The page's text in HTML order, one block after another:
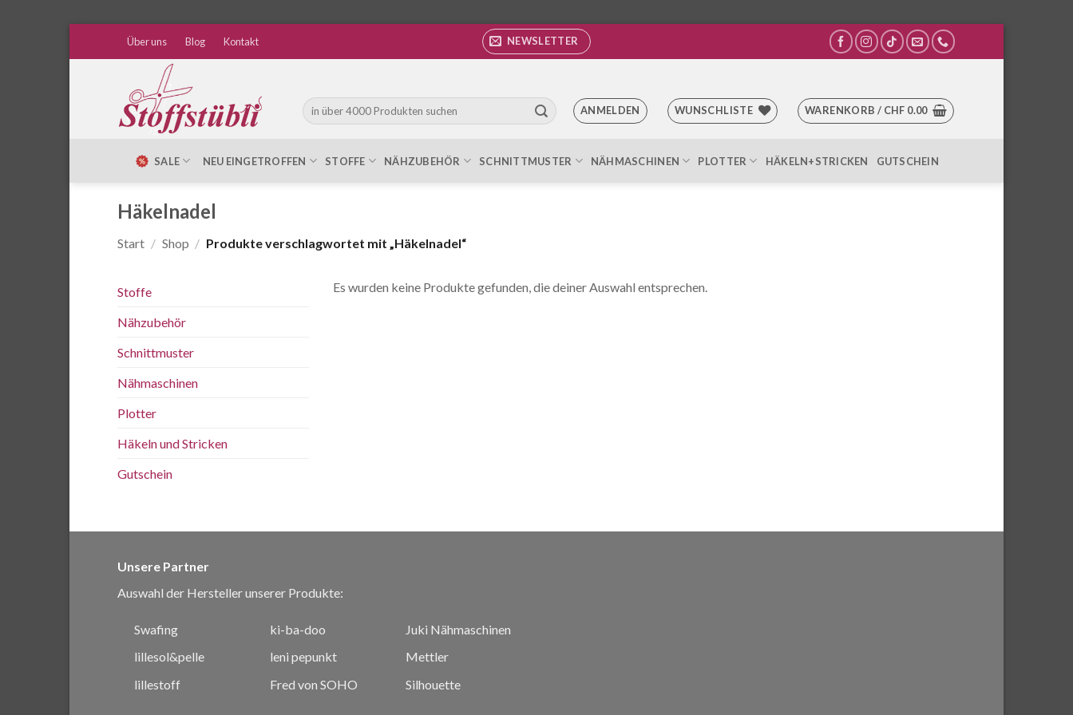
Über uns Blog Kontakt NEWSLETTER
Suche
nach:
ANMELDEN WUNSCHLISTE WARENKORB / CHF 0.00
SALE NEU EINGETROFFEN STOFFE NÄHZUBEHÖR SCHNITTMUSTER NÄHMASCHINEN PLOTTER HÄKELN+STRICKEN GUTSCHEIN
Häkelnadel
Start / Shop / Produkte verschlagwortet mit „Häkelnadel“
Stoffe
Nähzubehör
Schnittmuster
Nähmaschinen
Plotter
Häkeln und Stricken
Gutschein
Es wurden keine Produkte gefunden, die deiner Auswahl entsprechen.
Unsere Partner
Auswahl der Hersteller unserer Produkte:
Swafing
lillesol&pelle
lillestoff
ki-ba-doo
leni pepunkt
Fred von SOHO
Juki Nähmaschinen
Mettler
Silhouette